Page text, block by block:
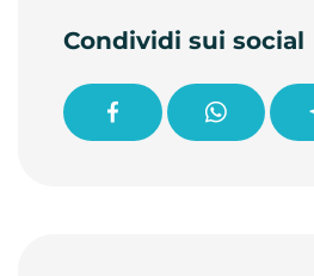
Condividi sui social